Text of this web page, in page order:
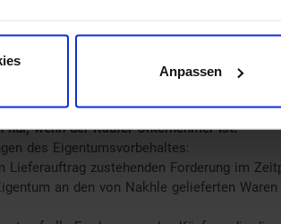
Anpassen
Feiertage am Sitz von Nakhle
Waren das Eigentum vor, bis
verpfänden noch zur Sicherung
unverzüglich zu benachrichtigen.
wenn der Käufer Unternehmer ist:
des Eigentumsvorbehaltes:
Lieferauftrag zustehenden Forderung im
an den von Nakhle gelieferten